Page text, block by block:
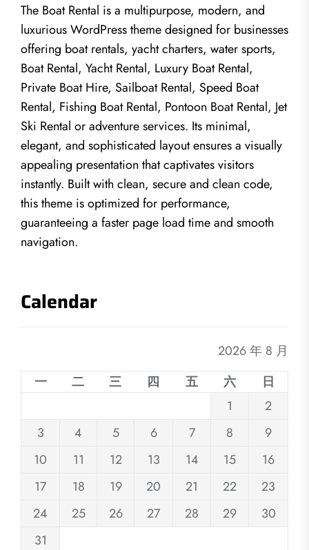
The Boat Rental is a multipurpose, modern, and
luxurious WordPress theme designed for businesses
offering boat rentals, yacht charters, water sports,
Boat Rental, Yacht Rental, Luxury Boat Rental,
Private Boat Hire, Sailboat Rental, Speed Boat
Rental, Fishing Boat Rental, Pontoon Boat Rental, Jet
Ski Rental or adventure services. Its minimal,
elegant, and sophisticated layout ensures a visually
appealing presentation that captivates visitors
instantly. Built with clean, secure and clean code,
this theme is optimized for performance,
guaranteeing a faster page load time and smooth
navigation.
Calendar
2026 年 8 月
一
二 三 四 五 六
日
1
2
3
4 5 6 7 8
9
10
11 12 13 14 15
16
17
18 19 20 21 22
23
24
25 26 27 28 29
30
31